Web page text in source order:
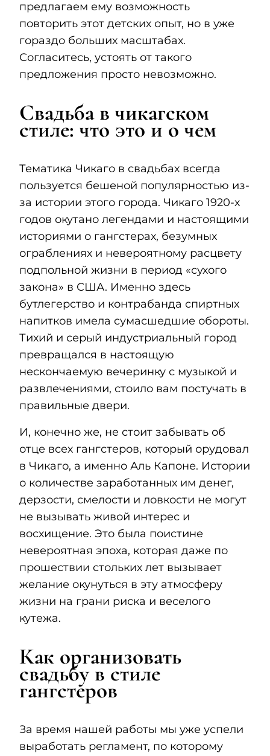
предлагаем ему возможность
повторить этот детских опыт, но в уже
гораздо больших масштабах.
Согласитесь, устоять от такого
предложения просто невозможно.
Свадьба в чикагском
стиле: что это и о чем
Тематика Чикаго в свадьбах всегда
пользуется бешеной популярностью из-
за истории этого города. Чикаго 1920-х
годов окутано легендами и настоящими
историями о гангстерах, безумных
ограблениях и невероятному расцвету
подпольной жизни в период «сухого
закона» в США. Именно здесь
бутлегерство и контрабанда спиртных
напитков имела сумасшедшие обороты.
Тихий и серый индустриальный город
превращался в настоящую
нескончаемую вечеринку с музыкой и
развлечениями, стоило вам постучать в
правильные двери.
И, конечно же, не стоит забывать об
отце всех гангстеров, который орудовал
в Чикаго, а именно Аль Капоне. Истории
о количестве заработанных им денег,
дерзости, смелости и ловкости не могут
не вызывать живой интерес и
восхищение. Это была поистине
невероятная эпоха, которая даже по
прошествии стольких лет вызывает
желание окунуться в эту атмосферу
жизни на грани риска и веселого
кутежа.
Как организовать
свадьбу в стиле
гангстеров
За время нашей работы мы уже успели
выработать регламент, по которому